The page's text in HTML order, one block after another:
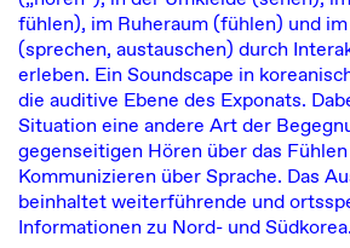
fühlen), im Ruheraum (fühlen) und
(sprechen, austauschen) durch
erleben. Ein Soundscape in
die auditive Ebene des Exponats.
Situation eine andere Art der
gegenseitigen Hören über das
Kommunizieren über Sprache. Das
beinhaltet weiterführende und
Informationen zu Nord- und Südkorea.